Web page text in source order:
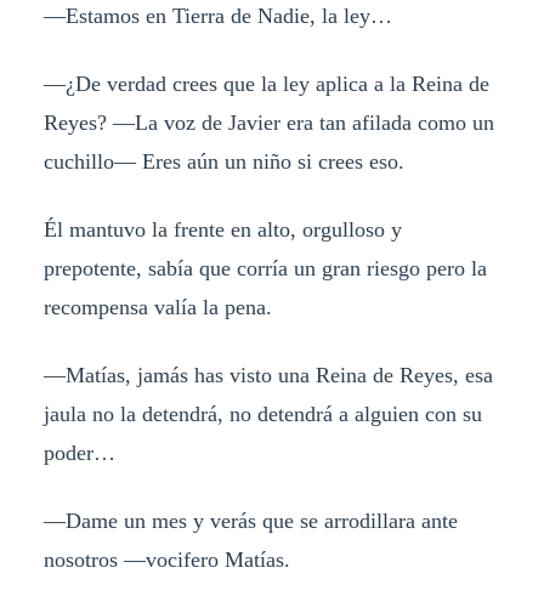
—Estamos en Tierra de Nadie, la ley…
—¿De verdad crees que la ley aplica a la Reina de
Reyes? —La voz de Javier era tan afilada como un
cuchillo— Eres aún un niño si crees eso.
Él mantuvo la frente en alto, orgulloso y
prepotente, sabía que corría un gran riesgo pero la
recompensa valía la pena.
—Matías, jamás has visto una Reina de Reyes, esa
jaula no la detendrá, no detendrá a alguien con su
poder…
—Dame un mes y verás que se arrodillara ante
nosotros —vocifero Matías.